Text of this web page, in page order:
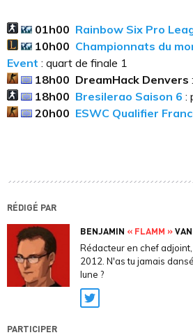
01h00 Rainbow Six Pro
10h00 Championnats du
Event : quart de finale 1
18h00 DreamHack Denvers
18h00 Bresilerao Saison 6 :
20h00 ESWC Qualifier
RÉDIGÉ PAR
BENJAMIN « FLAMM »
Rédacteur en chef
2012. N'as tu jamais
lune ?
Twitter
PARTICIPER